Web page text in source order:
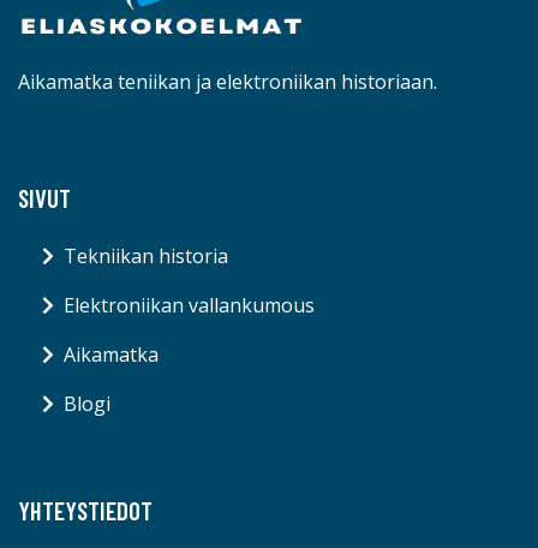
Aikamatka teniikan ja elektroniikan historiaan.
SIVUT
Tekniikan historia
Elektroniikan vallankumous
Aikamatka
Blogi
YHTEYSTIEDOT